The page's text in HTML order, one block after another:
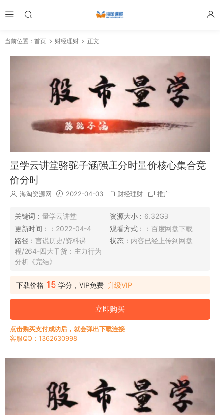
当前位置： 首页 财经理财 正文
量学云讲堂骆驼子涵强庄分时量价核心集合竞
价分时
海淘资源网 2022-04-03 财经理财 推广
关键词： 量学云讲堂 资源大小： 6.32GB
更新时间：： 2022-04-4 观看方式：： 百度网盘下载
路径： 言说历史/资料课
程/264-四大干货：主力行为
分析《完结》
状态： 内容已经上传到网盘
下载价格 15 学分，VIP免费 升级VIP
立即购买
点击购买支付成功后，就会弹出下载连接
客服QQ：1362630998